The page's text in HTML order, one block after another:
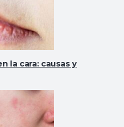
la cara: causas y